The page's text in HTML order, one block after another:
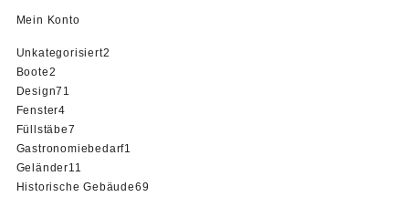
Mein Konto
Unkategorisiert2
Boote2
Produkte
Design71
Fenster44
Produkte
Füllstäbe7
Produkte
Gastronomiebedarf1
Geländer11
Produkte
Historische Gebäude69